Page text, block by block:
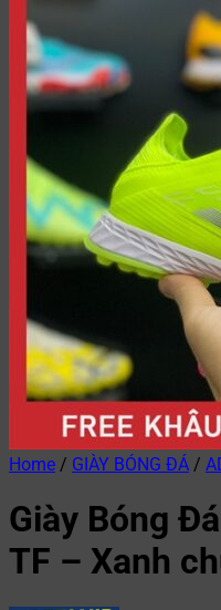
Home / GIÀY BÓNG ĐÁ /
Giày Bóng
TF – Xanh